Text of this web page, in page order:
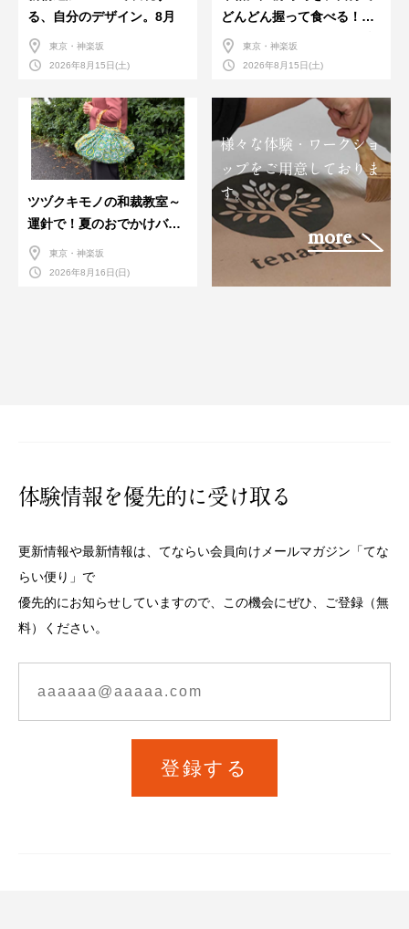
る、自分のデザイン。8月
東京・神楽坂
2026年8月15日(土)
どんどん握って食べる！職
人さんに教わる＜握りの練
習会＞８月
東京・神楽坂
2026年8月15日(土)
ツヅクキモノの和裁教室～
運針で！夏のおでかけバン
ダナバッグづくり～
東京・神楽坂
2026年8月16日(日)
様々な体験・ワークショ
ップをご用意しておりま
す。
more
体験情報を優先的に受け取る
更新情報や最新情報は、てならい会員向けメールマガジン「てな
らい便り」で
優先的にお知らせしていますので、この機会にぜひ、ご登録（無
料）ください。
登録する